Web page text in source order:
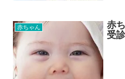
赤ちゃん 赤
受